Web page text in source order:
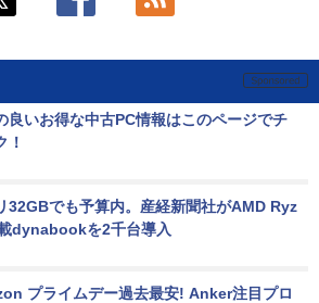
良いお得な中古PC情報はこのページでチ
！
32GBでも予算内。産経新聞社がAMD Ryz
dynabookを2千台導入
プライムデー過去最安! Anker注目プロ